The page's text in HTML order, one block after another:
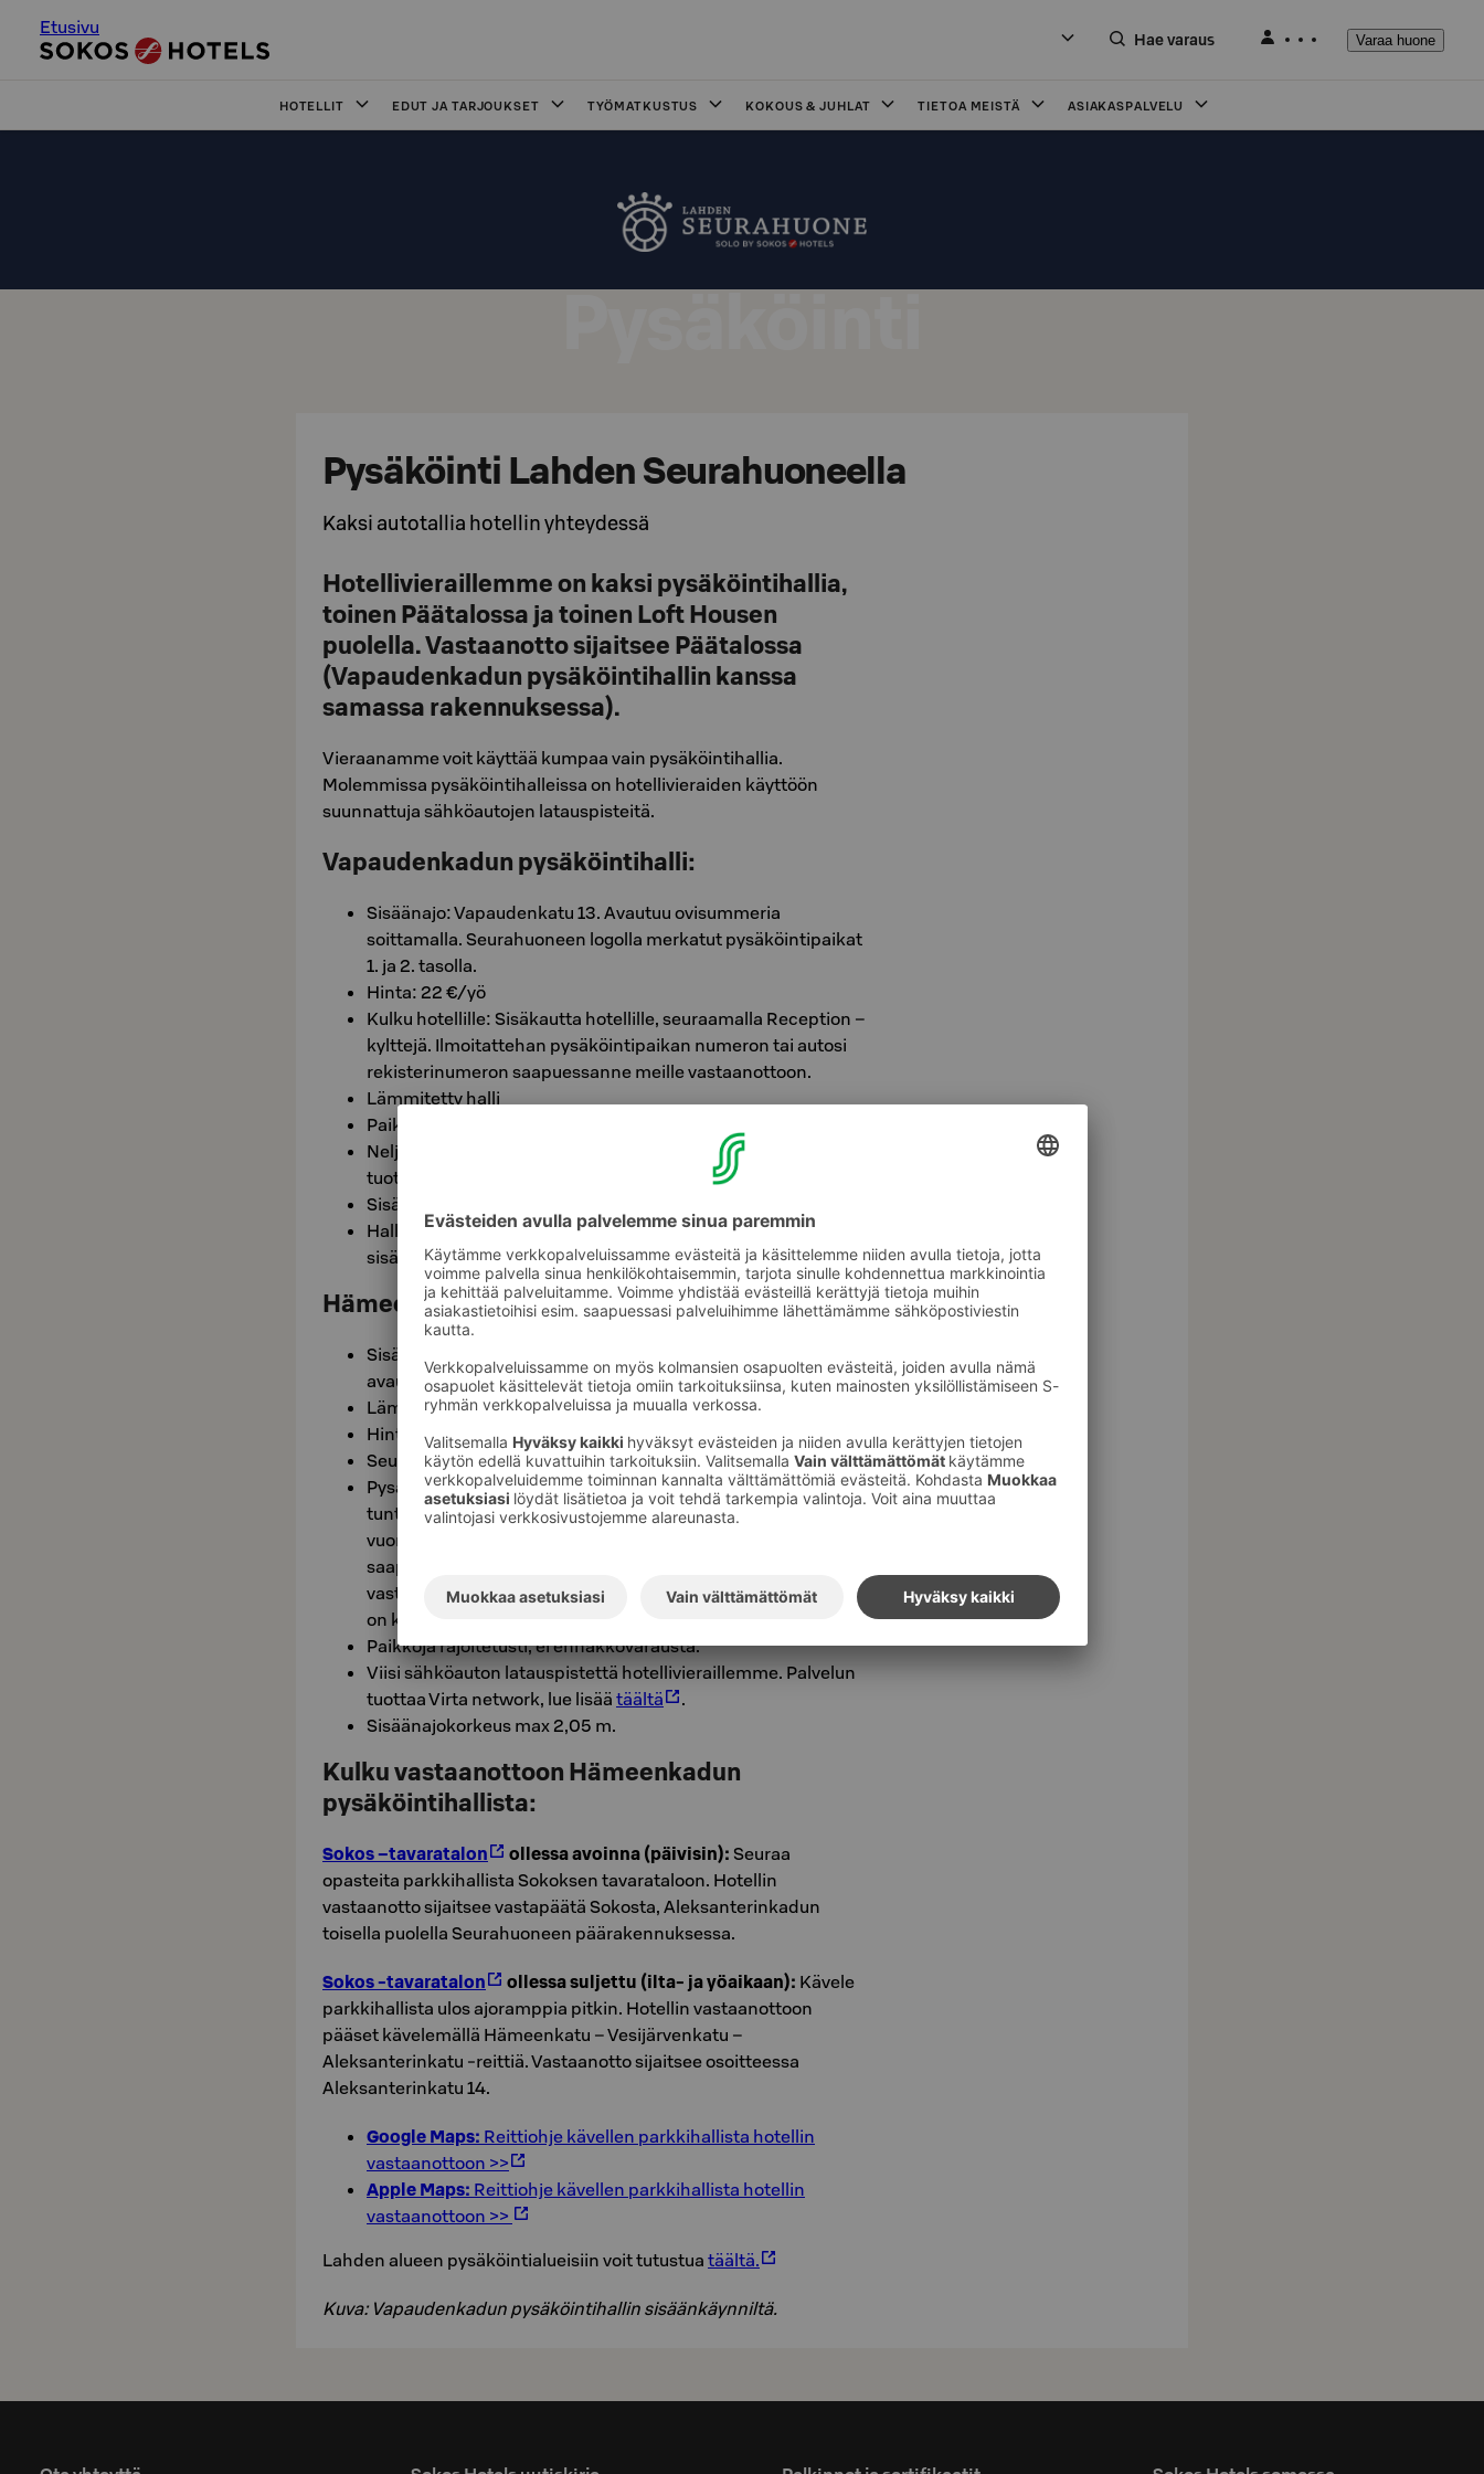
Etusivu
Hae varaus Varaa huone
HOTELLIT EDUT JA TARJOUKSET TYÖMATKUSTUS KOKOUS & JUHLAT TIETOA MEISTÄ ASIAKASPALVELU
Pysäköinti
Pysäköinti Lahden Seurahuoneella
Kaksi autotallia hotellin yhteydessä
Hotellivieraillemme on kaksi pysäköintihallia,
toinen Päätalossa ja toinen Loft Housen
puolella. Vastaanotto sijaitsee Päätalossa
(Vapaudenkadun pysäköintihallin kanssa
samassa rakennuksessa).
Vieraanamme voit käyttää kumpaa vain pysäköintihallia.
Molemmissa pysäköintihalleissa on hotellivieraiden käyttöön
suunnattuja sähköautojen latauspisteitä.
Vapaudenkadun pysäköintihalli:
Sisäänajo: Vapaudenkatu 13. Avautuu ovisummeria
soittamalla. Seurahuoneen logolla merkatut pysäköintipaikat
1. ja 2. tasolla.
Hinta: 22 €/yö
Kulku hotellille: Sisäkautta hotellille, seuraamalla Reception –
kylttejä. Ilmoitattehan pysäköintipaikan numeron tai autosi
rekisterinumeron saapuessanne meille vastaanottoon.
Lämmitetty halli
Paikkoja rajoitetusti, ei ennakkovarausta
Neljä sähköauton latauspistettä hotellivieraillemme. Palvelun
tuottaa Virta network, lue lisää
Sisäänajokorkeus max. 2,60 m
Hallissa kaksi maksullista inva-pysäköintiruutua hotellin
sisäänkäynnin läheisyydessä.
Hämeenkadun pysäköintihalli:
Sisäänajo: Hämeenkatu 22, pysäköintipaikat tasolla -3. Ovi
avautuu ovisummeria soittamalla Sokoksen ollessa kiinni.
Lämmitetty halli.
Hinta 22 €/yö.
Seurahuoneen logolla merkatut pysäköintipaikat.
Pysäköinnin voit maksaa Easypark-sovelluksella
tuntiveloituksella tai vastaanottoon kiinteällä
vuorokausihinnalla. Ilmoitattehan autonne rekisterinumeron
saapuessanne meille vastaanottoon. Halutessanne maksaa
vastaanottoon, varmistattehan että, Easyparkin automatiikka
on kytketty pois.
Paikkoja rajoitetusti, ei ennakkovarausta.
Viisi sähköauton latauspistettä hotellivieraillemme. Palvelun
tuottaa Virta network, lue lisää täältä
.
Sisäänajokorkeus max 2,05 m.
Kulku vastaanottoon Hämeenkadun
pysäköintihallista:
Sokos –tavaratalon ollessa avoinna (päivisin): Seuraa
opasteita parkkihallista Sokoksen tavarataloon. Hotellin
vastaanotto sijaitsee vastapäätä Sokosta, Aleksanterinkadun
toisella puolella Seurahuoneen päärakennuksessa.
Sokos -tavaratalon ollessa suljettu (ilta- ja yöaikaan): Kävele
parkkihallista ulos ajoramppia pitkin. Hotellin vastaanottoon
pääset kävelemällä Hämeenkatu – Vesijärvenkatu –
Aleksanterinkatu -reittiä. Vastaanotto sijaitsee osoitteessa
Aleksanterinkatu 14.
Google Maps: Reittiohje kävellen parkkihallista hotellin
vastaanottoon >>
Apple Maps: Reittiohje kävellen parkkihallista hotellin
vastaanottoon >>
Lahden alueen pysäköintialueisiin voit tutustua täältä.
Kuva: Vapaudenkadun pysäköintihallin sisäänkäynniltä.